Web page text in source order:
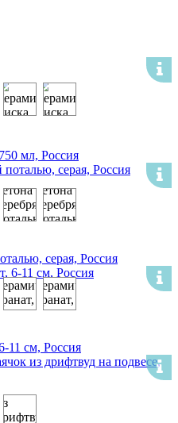
мл, Россия
серая, Россия
11 см, Россия